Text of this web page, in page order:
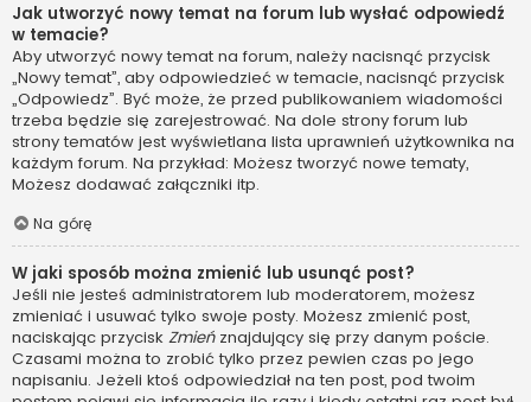
Jak utworzyć nowy temat na forum lub wysłać odpowiedź
w temacie?
Aby utworzyć nowy temat na forum, należy nacisnąć przycisk
„Nowy temat”, aby odpowiedzieć w temacie, nacisnąć przycisk
„Odpowiedz”. Być może, że przed publikowaniem wiadomości
trzeba będzie się zarejestrować. Na dole strony forum lub
strony tematów jest wyświetlana lista uprawnień użytkownika na
każdym forum. Na przykład: Możesz tworzyć nowe tematy,
Możesz dodawać załączniki itp.
Na górę
W jaki sposób można zmienić lub usunąć post?
Jeśli nie jesteś administratorem lub moderatorem, możesz
zmieniać i usuwać tylko swoje posty. Możesz zmienić post,
naciskając przycisk Zmieńznajdujący się przy danym poście.
Czasami można to zrobić tylko przez pewien czas po jego
napisaniu. Jeżeli ktoś odpowiedział na ten post, pod twoim